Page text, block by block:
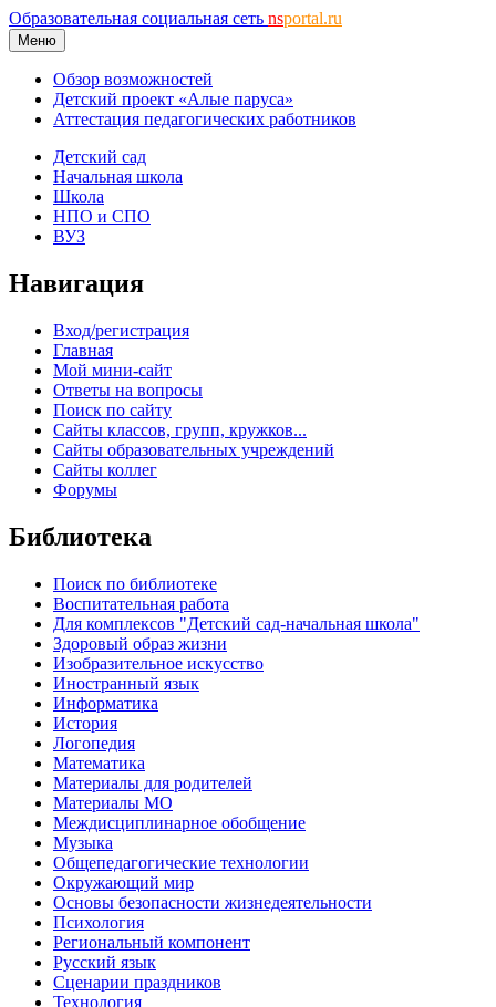
Образовательная социальная сеть nsportal.ru
Меню
Обзор возможностей
Детский проект «Алые паруса»
Аттестация педагогических работников
Детский сад
Начальная школа
Школа
НПО и СПО
ВУЗ
Навигация
Вход/регистрация
Главная
Мой мини-сайт
Ответы на вопросы
Поиск по сайту
Сайты классов, групп, кружков...
Сайты образовательных учреждений
Сайты коллег
Форумы
Библиотека
Поиск по библиотеке
Воспитательная работа
Для комплексов "Детский сад-начальная школа"
Здоровый образ жизни
Изобразительное искусство
Иностранный язык
Информатика
История
Логопедия
Математика
Материалы для родителей
Материалы МО
Междисциплинарное обобщение
Музыка
Общепедагогические технологии
Окружающий мир
Основы безопасности жизнедеятельности
Психология
Региональный компонент
Русский язык
Сценарии праздников
Технология